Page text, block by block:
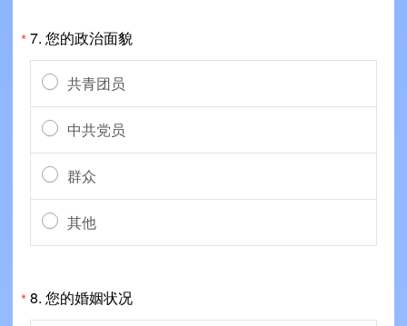
*7. 您的政治面貌
共青团员
中共党员
群众
其他
*8. 您的婚姻状况